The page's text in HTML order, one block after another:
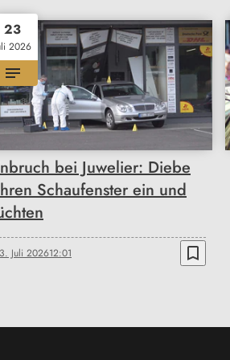
23
2026
bei Juwelier: Diebe
Schaufenster ein und
Juli 202612:01 bookmark_border